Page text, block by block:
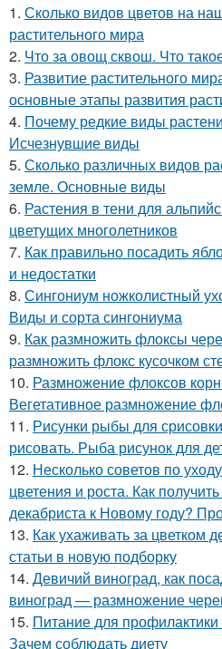
1. Сколько видов цветов на
растительного мира
2. Что за овощ сквош. Что
3. Развитие растительного
основные этапы развития
4. Почему редкие виды
Исчезнувшие виды
5. Сколько различных видов
земле. Основные виды
6. Растения в тени для
цветущих многолетников
7. Как правильно посадить
и недостатки
8. Сингониум ножколистный
Виды и сорта сингониума
9. Как размножить флоксы
размножить флокс кусочком
10. Размножение флоксов
Вегетативное размножение
11. Рисунки рыбы для
рисовать. Рыба рисунок для
12. Несколько советов по
цветения и роста. Как
декабриста к Новому году?
13. Как ухаживать за цветком
статьи в новую подборку
14. Девичий виноград, как
виноград — размножение
15. Питание для профилактики
Зачем соблюдать диету